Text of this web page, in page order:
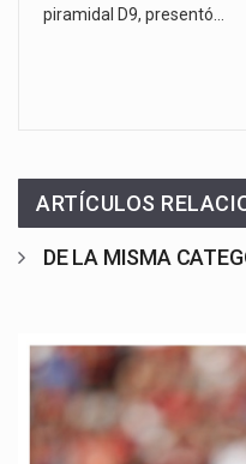
piramidal D9, presentó…
ARTÍCULOS
DE LA MISMA